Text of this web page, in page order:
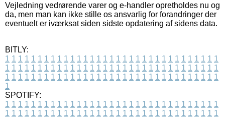
Vejledning vedrørende varer og e-handler opretholdes nu og
da, men man kan ikke stille os ansvarlig for forandringer der
eventuelt er iværksat siden sidste opdatering af sidens data.
BITLY:
1 1 1 1 1 1 1 1 1 1 1 1 1 1 1 1 1 1 1 1 1 1 1 1 1 1 1 1 1 1 1 1 1
1 1 1 1 1 1 1 1 1 1 1 1 1 1 1 1 1 1 1 1 1 1 1 1 1 1 1 1 1 1 1 1 1
1 1 1 1 1 1 1 1 1 1 1 1 1 1 1 1 1 1 1 1 1 1 1 1 1 1 1 1 1 1 1 1 1
1
SPOTIFY:
1 1 1 1 1 1 1 1 1 1 1 1 1 1 1 1 1 1 1 1 1 1 1 1 1 1 1 1 1 1 1 1 1
1 1 1 1 1 1 1 1 1 1 1 1 1 1 1 1 1 1 1 1 1 1 1 1 1 1 1 1 1 1 1 1 1